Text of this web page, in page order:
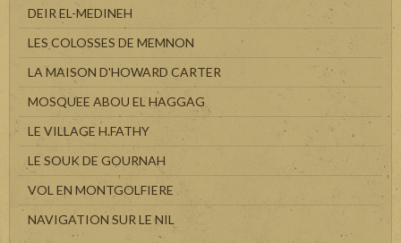
DEIR EL-MEDINEH
LES COLOSSES DE MEMNON
LA MAISON D'HOWARD CARTER
MOSQUEE ABOU EL HAGGAG
LE VILLAGE H.FATHY
LE SOUK DE GOURNAH
VOL EN MONTGOLFIERE
NAVIGATION SUR LE NIL